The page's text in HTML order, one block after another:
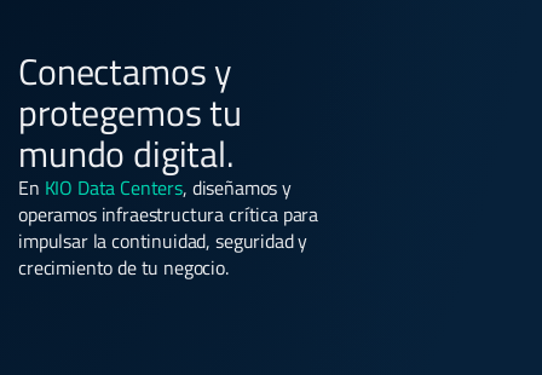
Conectamos y
protegemos tu
mundo digital.
En KIO Data Centers, diseñamos y
operamos infraestructura crítica para
impulsar la continuidad, seguridad y
crecimiento de tu negocio.